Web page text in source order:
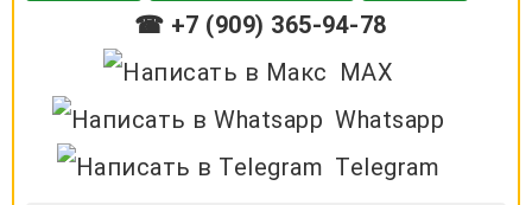
☎ +7 (909) 365-94-78
MAX
Whatsapp
Telegram